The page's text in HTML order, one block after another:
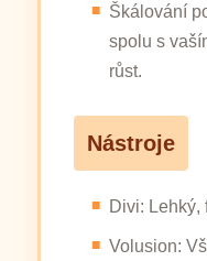
Škálování
spolu s
růst.
Nástroje
Divi: Lehký,
Volusion: